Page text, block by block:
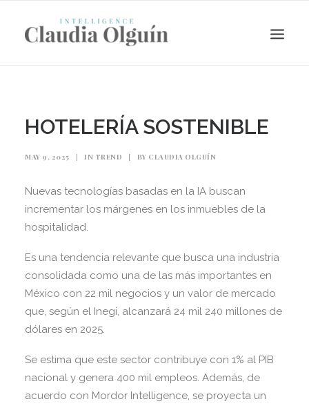
Search
HOTELERÍA SOSTENIBLE
MAY 9, 2025 | IN TREND | BY CLAUDIA OLGUÍN
Nuevas tecnologías basadas en la IA buscan
incrementar los márgenes en los inmuebles de la
hospitalidad.
Es una tendencia relevante que busca una industria
consolidada como una de las más importantes en
México con 22 mil negocios y un valor de mercado
que, según el Inegi, alcanzará 24 mil 240 millones de
dólares en 2025.
Se estima que este sector contribuye con 1% al PIB
nacional y genera 400 mil empleos. Además, de
acuerdo con Mordor Intelligence, se proyecta un